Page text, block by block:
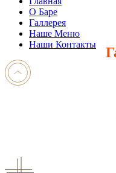
О Баре
Галлерея
Наше Меню
Наши Контакты